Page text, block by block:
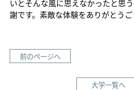
いとそんな風に思えなかったと思
謝です。素敵な体験をありがとうご
前のページへ
大学一覧へ